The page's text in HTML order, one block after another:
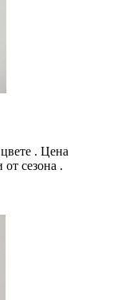
. Цена
сезона .